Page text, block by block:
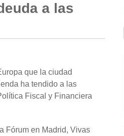
a las
que la ciudad
ha tendido a las
Fiscal y Financiera
Fórum en Madrid, Vivas